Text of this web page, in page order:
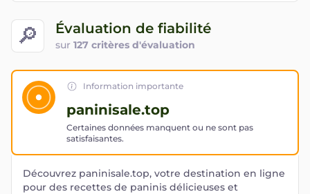
🔎 Évaluation de fiabilité
sur 127 critères d'évaluation
Information importante
paninisale.top
Certaines données manquent ou ne sont pas
satisfaisantes.
Découvrez paninisale.top, votre destination en ligne
pour des recettes de paninis délicieuses et